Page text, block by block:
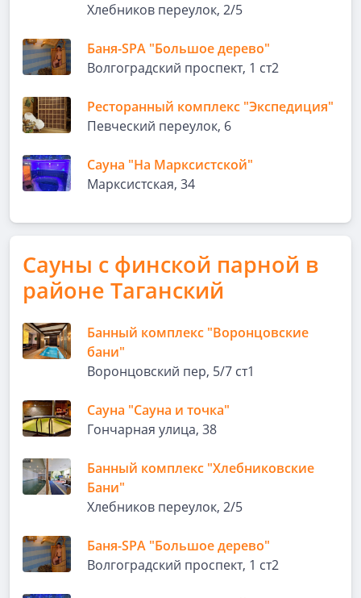
Хлебников переулок, 2/5
Баня-SPA "Большое дерево"
Волгоградский проспект, 1 ст2
Ресторанный комплекс "Экспедиция"
Певческий переулок, 6
Сауна "На Марксистской"
Марксистская, 34
Сауны с финской парной в
районе Таганский
Банный комплекс "Воронцовские
бани"
Воронцовский пер, 5/7 ст1
Сауна "Сауна и точка"
Гончарная улица, 38
Банный комплекс "Хлебниковские
Бани"
Хлебников переулок, 2/5
Баня-SPA "Большое дерево"
Волгоградский проспект, 1 ст2